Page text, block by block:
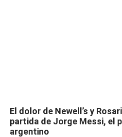
El dolor de Newell’s y
partida de Jorge Messi, el
argentino